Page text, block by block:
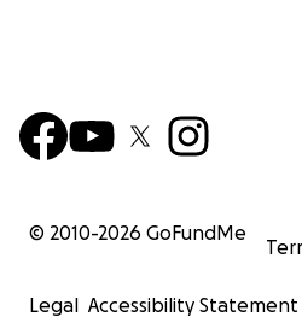
© 2010-2026 GoFundMe
Legal Accessibility Statement